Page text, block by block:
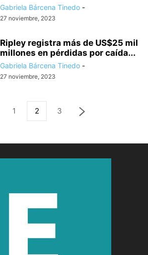
Gabriela Bárcena Tinedo -
27 noviembre, 2023
Ripley registra más de US$25 mil
millones en pérdidas por caída...
Gabriela Bárcena Tinedo -
27 noviembre, 2023
1 2 3